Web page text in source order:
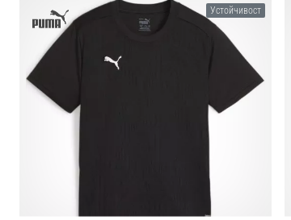
35-38 Устойчивост